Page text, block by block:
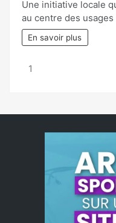
Une initiative locale
au centre des usages
En savoir plus
Page:
1